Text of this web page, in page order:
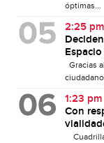
óptimas...
2:25 pm
Gracias
1:23 pm
Con